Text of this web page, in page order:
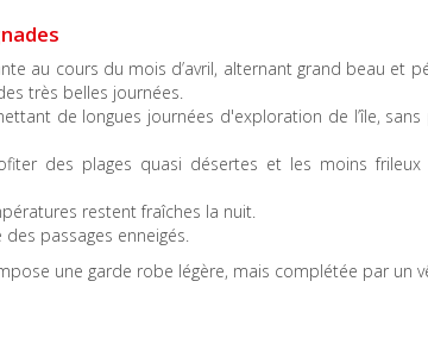
au cours du mois d’avril, alternant grand beau et
très belles journées.
de longues journées d'exploration de l’île,
des plages quasi désertes et les moins
restent fraîches la nuit.
passages enneigés.
une garde robe légère, mais complétée par un